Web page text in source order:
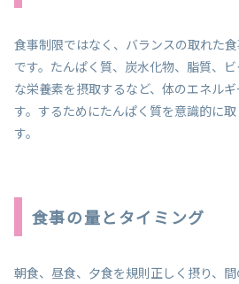
食事制限ではなく、バランスの取れた
です。たんぱく質、炭水化物、脂質、
な栄養素を摂取するなど、体のエネル
す。するためにたんぱく質を意識的に
す。
食事の量とタイミング
朝食、昼食、夕食を規則正しく摂り、